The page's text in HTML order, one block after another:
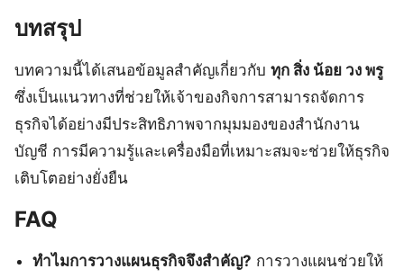
บทสรุป
บทความนี้ได้เสนอข้อมูลสำคัญเกี่ยวกับ ทุก สิ่ง น้อย วง พรู
ซึ่งเป็นแนวทางที่ช่วยให้เจ้าของกิจการสามารถจัดการ
ธุรกิจได้อย่างมีประสิทธิภาพจากมุมมองของสำนักงาน
บัญชี การมีความรู้และเครื่องมือที่เหมาะสมจะช่วยให้ธุรกิจ
เติบโตอย่างยั่งยืน
FAQ
ทำไมการวางแผนธุรกิจจึงสำคัญ? การวางแผนช่วยให้